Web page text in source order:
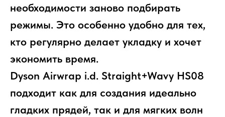
необходимости заново подбирать
режимы. Это особенно удобно для тех,
кто регулярно делает укладку и хочет
экономить время.
Dyson Airwrap i.d. Straight+Wavy HS08
подходит как для создания идеально
гладких прядей, так и для мягких волн